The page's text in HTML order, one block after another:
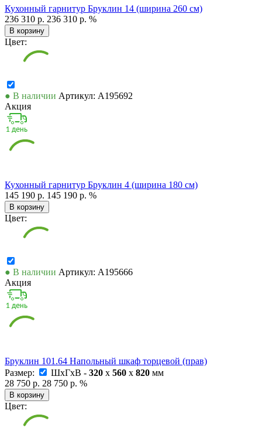
Кухонный гарнитур Бруклин 14 (ширина 260 см)
236 310 р. 236 310 р. %
В корзину
Цвет:
● В наличии Артикул: А195692
Акция
Кухонный гарнитур Бруклин 4 (ширина 180 см)
145 190 р. 145 190 р. %
В корзину
Цвет:
● В наличии Артикул: А195666
Акция
Бруклин 101.64 Напольный шкаф торцевой (прав)
Размер:
ШxГxВ - 320 x 560 x 820 мм
28 750 р. 28 750 р. %
В корзину
Цвет: